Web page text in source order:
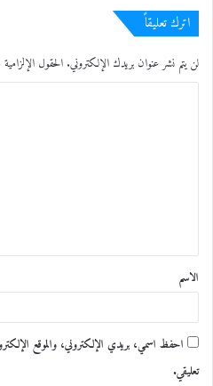
نطم بيت الشعر التابع
ضمن
اترك تعليقاً
لن يتم نشر عنوان بريدك الإلكتروني. الحقول الإلزامية
ق
*
الاسم
احفظ اسمي، بريدي الإلكتروني، والموقع
تعليقي.